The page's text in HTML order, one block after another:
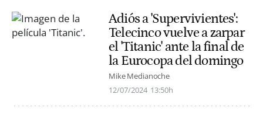
Adiós a 'Supervivientes':
Telecinco vuelve a zarpar
el 'Titanic' ante la final de
la Eurocopa del domingo
Mike Medianoche
12/07/2024 13:50h